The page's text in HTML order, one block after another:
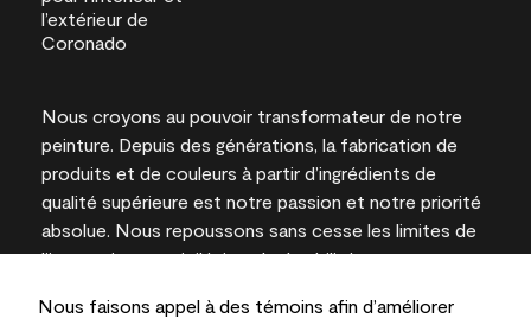
Nous faisons appel à des témoins afin d’améliorer
Nous croyons au pouvoir transformateur de notre
peinture. Depuis des générations, la fabrication de
produits et de couleurs à partir d’ingrédients de
qualité supérieure est notre passion et notre priorité
absolue. Nous repoussons sans cesse les limites de
l’innovation et privilégions la durabilité pour
l’expertise locale.